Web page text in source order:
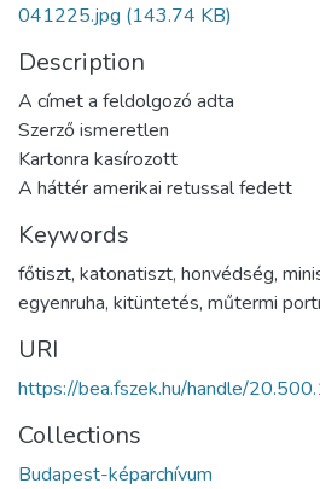
041225.jpg (143.74 KB)
Description
A címet a feldolgozó adta
Szerző ismeretlen
Kartonra kasírozott
A háttér amerikai retussal fedett
Keywords
főtiszt, katonatiszt, honvédség,
egyenruha, kitüntetés, műtermi
URI
https://bea.fszek.hu/handle/
Collections
Budapest-képarchívum